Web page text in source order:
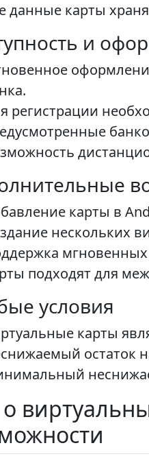
данные карты
и
регистрации
карты в
нескольких
подходят для
условия
карты
остаток
о